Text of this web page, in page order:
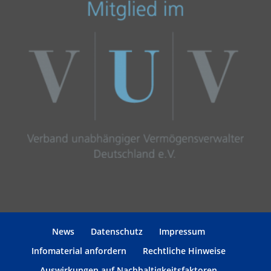
News Datenschutz
Impressum
Infomaterial anfordern
Rechtliche Hinweise